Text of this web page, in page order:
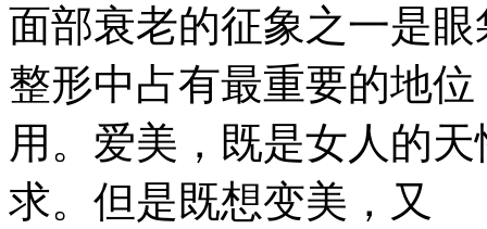
面部衰老的征象之一是
整形中占有最重要的地
用。爱美，既是女人的
求。但是既想变美，又